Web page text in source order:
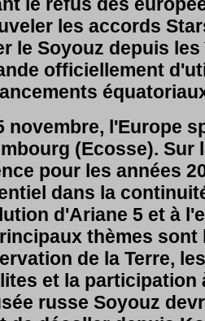
les accords
le Soyouz depuis
officiellement
novembre, l'Europe
(Ecosse).
pour les années
dans la
d'Ariane 5 et à
thèmes
de la Terre,
et la participation
russe Soyouz